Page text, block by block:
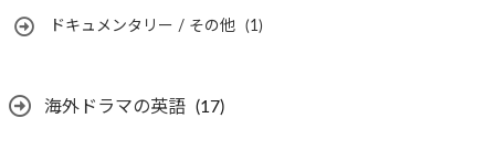
ドキュメンタリー / その他 (1)
海外ドラマの英語 (17)